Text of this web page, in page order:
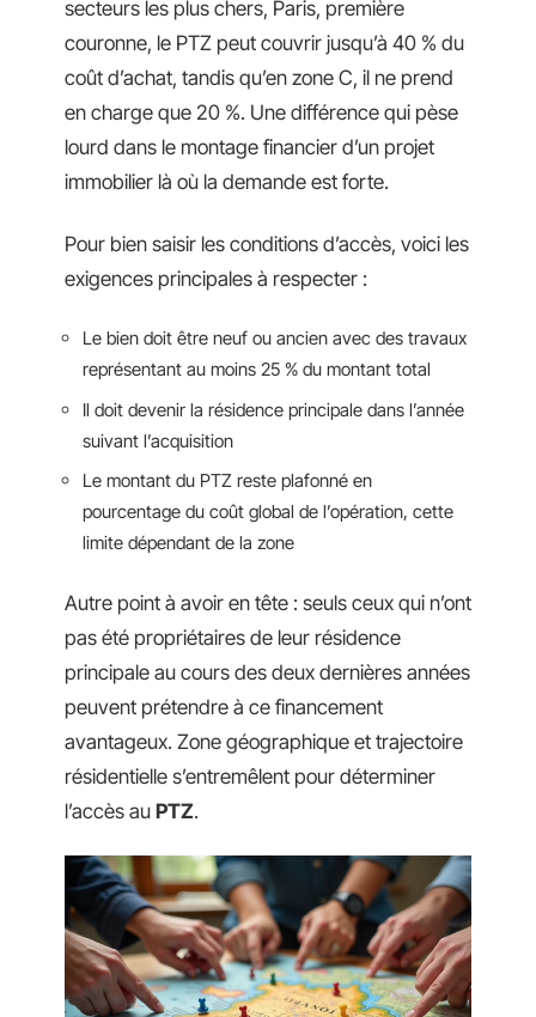
secteurs les plus chers, Paris, première
couronne, le PTZ peut couvrir jusqu’à 40 % du
coût d’achat, tandis qu’en zone C, il ne prend
en charge que 20 %. Une différence qui pèse
lourd dans le montage financier d’un projet
immobilier là où la demande est forte.
Pour bien saisir les conditions d’accès, voici les
exigences principales à respecter :
Le bien doit être neuf ou ancien avec des travaux
représentant au moins 25 % du montant total
Il doit devenir la résidence principale dans l’année
suivant l’acquisition
Le montant du PTZ reste plafonné en
pourcentage du coût global de l’opération, cette
limite dépendant de la zone
Autre point à avoir en tête : seuls ceux qui n’ont
pas été propriétaires de leur résidence
principale au cours des deux dernières années
peuvent prétendre à ce financement
avantageux. Zone géographique et trajectoire
résidentielle s’entremêlent pour déterminer
l’accès au PTZ.